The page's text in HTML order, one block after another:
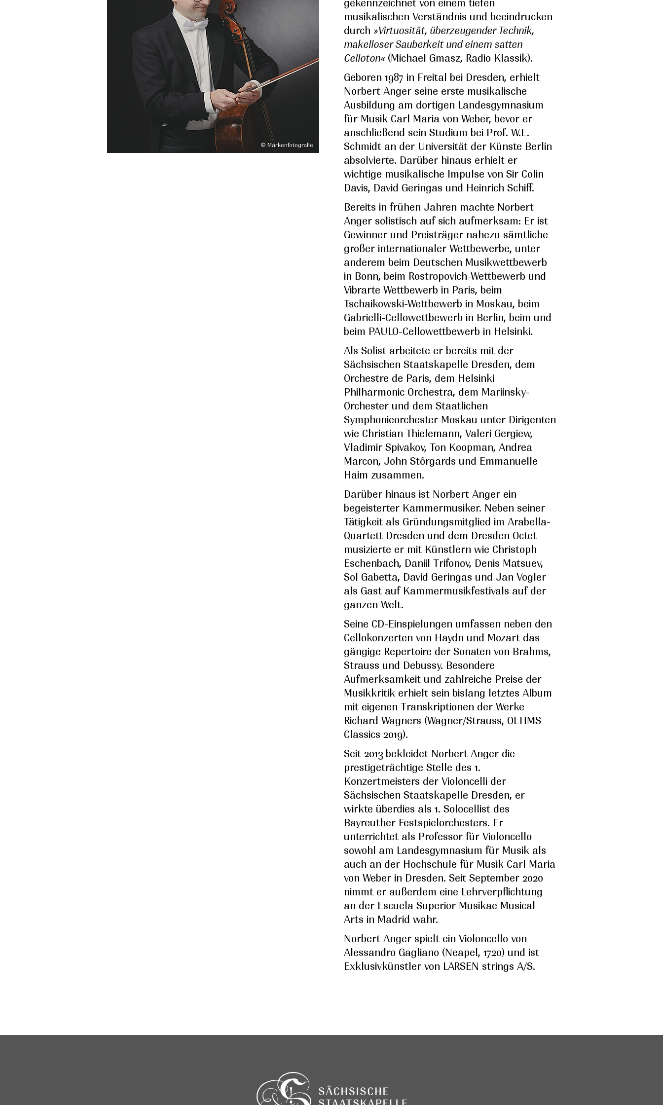
© Markenfotografie
musikalischen Verständnis und beeindrucken
durch »Virtuosität, überzeugender Technik,
makelloser Sauberkeit und einem satten
Celloton« (Michael Gmasz, Radio Klassik).
Geboren 1987 in Freital bei Dresden, erhielt
Norbert Anger seine erste musikalische
Ausbildung am dortigen Landesgymnasium
für Musik Carl Maria von Weber, bevor er
anschließend sein Studium bei Prof. W.E.
Schmidt an der Universität der Künste Berlin
absolvierte. Darüber hinaus erhielt er
wichtige musikalische Impulse von Sir Colin
Davis, David Geringas und Heinrich Schiff.
Bereits in frühen Jahren machte Norbert
Anger solistisch auf sich aufmerksam: Er ist
Gewinner und Preisträger nahezu sämtliche
großer internationaler Wettbewerbe, unter
anderem beim Deutschen Musikwettbewerb
in Bonn, beim Rostropovich-Wettbewerb und
Vibrarte Wettbewerb in Paris, beim
Tschaikowski-Wettbewerb in Moskau, beim
Gabrielli-Cellowettbewerb in Berlin, beim und
beim PAULO-Cellowettbewerb in Helsinki.
Als Solist arbeitete er bereits mit der
Sächsischen Staatskapelle Dresden, dem
Orchestre de Paris, dem Helsinki
Philharmonic Orchestra, dem Mariinsky-
Orchester und dem Staatlichen
Symphonieorchester Moskau unter Dirigenten
wie Christian Thielemann, Valeri Gergiew,
Vladimir Spivakov, Ton Koopman, Andrea
Marcon, John Stôrgards und Emmanuelle
Haim zusammen.
Darüber hinaus ist Norbert Anger ein
begeisterter Kammermusiker. Neben seiner
Tätigkeit als Gründungsmitglied im Arabella-
Quartett Dresden und dem Dresden Octet
musizierte er mit Künstlern wie Christoph
Eschenbach, Daniil Trifonov, Denis Matsuev,
Sol Gabetta, David Geringas und Jan Vogler
als Gast auf Kammermusikfestivals auf der
ganzen Welt.
Seine CD-Einspielungen umfassen neben den
Cellokonzerten von Haydn und Mozart das
gängige Repertoire der Sonaten von Brahms,
Strauss und Debussy. Besondere
Aufmerksamkeit und zahlreiche Preise der
Musikkritik erhielt sein bislang letztes Album
mit eigenen Transkriptionen der Werke
Richard Wagners (Wagner/Strauss, OEHMS
Classics 2019).
Seit 2013 bekleidet Norbert Anger die
prestigeträchtige Stelle des 1.
Konzertmeisters der Violoncelli der
Sächsischen Staatskapelle Dresden, er
wirkte überdies als 1. Solocellist des
Bayreuther Festspielorchesters. Er
unterrichtet als Professor für Violoncello
sowohl am Landesgymnasium für Musik als
auch an der Hochschule für Musik Carl Maria
von Weber in Dresden. Seit September 2020
nimmt er außerdem eine Lehrverpflichtung
an der Escuela Superior Musikae Musical
Arts in Madrid wahr.
Norbert Anger spielt ein Violoncello von
Alessandro Gagliano (Neapel, 1720) und ist
Exklusivkünstler von LARSEN strings A/S.